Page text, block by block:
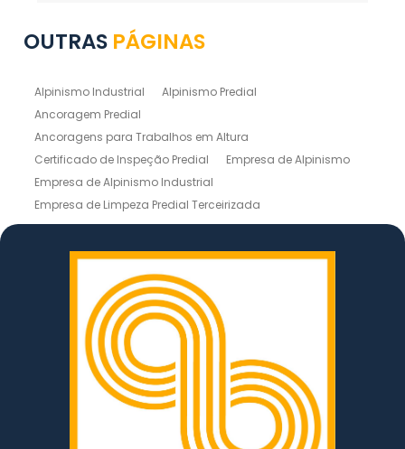
OUTRAS PÁGINAS
Alpinismo Industrial
Alpinismo Predial
Ancoragem Predial
Ancoragens para Trabalhos em Altura
Certificado de Inspeção Predial
Empresa de Alpinismo
Empresa de Alpinismo Industrial
Empresa de Limpeza Predial Terceirizada
Empresas de Limpeza de Fachadas
Inspeção de Estruturas
Inspeção Predial
Instalação de Linhas de Vida
Laudo de Inspeção Predial
Laudo Técnico de Inspeção Predial
Limpeza de Fachada em Altura
Limpeza de Fachada Predial
Limpeza de Silos
Limpeza de Telhados
Limpeza de Vidro em Altura
Limpeza Predial Externa
Limpezas de Fachadas
Linha de Vida NR 35